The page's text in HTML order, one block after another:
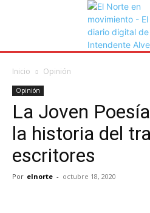
Inicio Opinión
Opinión
La Joven
la historia del
escritores
Por elnorte - octubre 18, 2020